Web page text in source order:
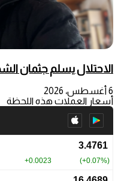
الاحتلال يسلم جثمان
6 أغسطس، 2026
أسعار العملات هذه اللحظة